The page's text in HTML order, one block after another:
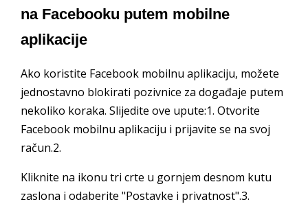
na Facebooku putem mobilne
aplikacije
Ako koristite Facebook mobilnu aplikaciju, možete
jednostavno blokirati pozivnice za događaje putem
nekoliko koraka. Slijedite ove upute:1. Otvorite
Facebook mobilnu aplikaciju i prijavite se na svoj
račun.2.
Kliknite na ikonu tri crte u gornjem desnom kutu
zaslona i odaberite "Postavke i privatnost".3.